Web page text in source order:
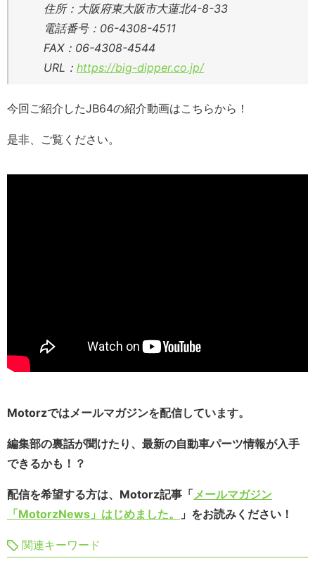
住所：大阪府東大阪市大蓮北4-8-33
電話番号：06-4308-4511
FAX：06-4308-4544
URL： https://big-dipper.co.jp/
今回ご紹介したJB64の紹介動画はこちらから！
是非、ご覧ください。
Motorzではメールマガジンを配信しています。
編集部の裏話が聞けたり、最新の自動車パーツ情報が入手
できるかも！？
配信を希望する方は、Motorz記事「 メールマガジン
「MotorzNews」はじめました。
」をお読みください！
関連キーワード